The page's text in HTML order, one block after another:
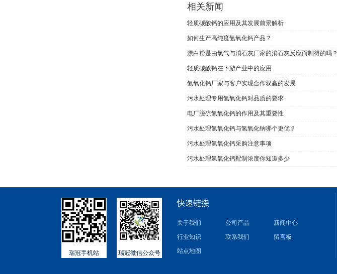
相关新闻
轻质碳酸钙的应用及其发展前景解析
如何生产高纯度氢氧化钙产品？
漂白粉是由氯气与消石灰厂家的消石灰反应而制得的吗？
轻质碳酸钙在下游产业中的应用
氢氧化钙厂家与客户实现合作双赢的发展
污水处理专用氢氧化钙对品质的要求
电厂脱硫氢氧化钙的作用及其重要性
​污水处理氢氧化钙与氢氧化钠哪个更优？
污水处理氢氧化钙采购注意事项
污水处理氢氧化钙配制浓度你知道多少
瑞冠手机站 瑞冠微信公众号
快速链接
关于我们 公司产品
新闻中心
行业知识
联系我们
留言板
站点地图